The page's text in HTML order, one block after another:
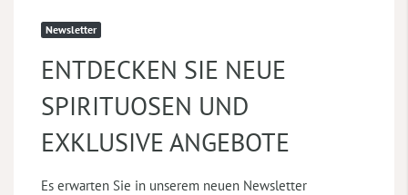
Newsletter
ENTDECKEN SIE NEUE
SPIRITUOSEN UND
EXKLUSIVE ANGEBOTE
Es erwarten Sie in unserem neuen Newsletter